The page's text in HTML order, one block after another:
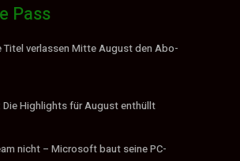
Pass
Titel verlassen Mitte August den Abo-
Die Highlights für August enthüllt
nicht – Microsoft baut seine PC-